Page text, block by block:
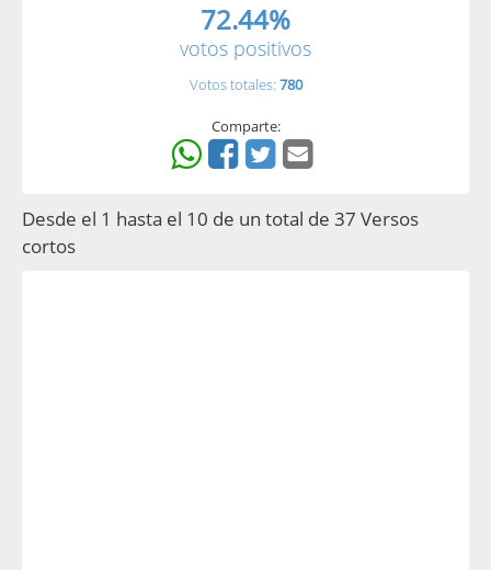
72.44%
votos positivos
Votos totales: 780
Comparte:
Desde el 1 hasta el 10 de un total de 37 Versos
cortos